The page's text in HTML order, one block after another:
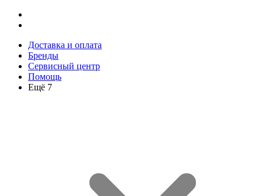
Доставка и оплата
Бренды
Сервисный центр
Помощь
Ещё 7